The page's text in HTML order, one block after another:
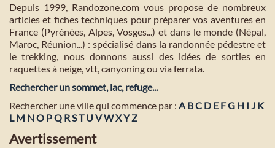
Depuis 1999, Randozone.com vous propose de nombreux
articles et fiches techniques pour préparer vos aventures en
France (Pyrénées, Alpes, Vosges...) et dans le monde (Népal,
Maroc, Réunion...) : spécialisé dans la randonnée pédestre et
le trekking, nous donnons aussi des idées de sorties en
raquettes à neige, vtt, canyoning ou via ferrata.
Rechercher un sommet, lac, refuge...
Rechercher une ville qui commence par : A BC D E FG H I J K
L M NO PQ RST U VWXYZ
Avertissement